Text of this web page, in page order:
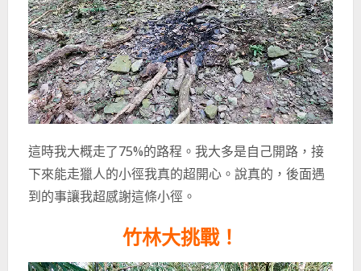
這時我大概走了75%的路程。我大多是自己開路，接
下來能走獵人的小徑我真的超開心。說真的，後面遇
到的事讓我超感謝這條小徑。
竹林大挑戰！